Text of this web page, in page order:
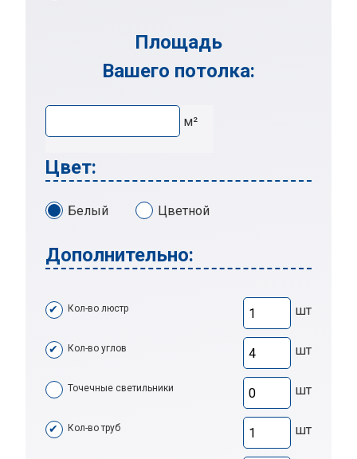
Площадь
Вашего потолка:
м²
Цвет:
Белый Цветной
Дополнительно:
Кол-во люстр шт
Кол-во углов шт
Точечные светильники шт
Кол-во труб шт